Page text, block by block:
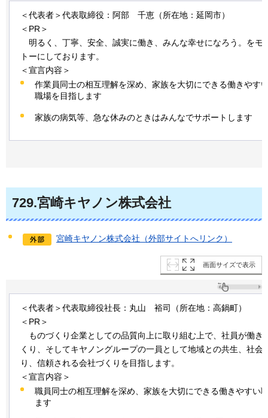
＜代表者＞代表取締役：阿部 千恵（所在地：延岡市）
＜PR＞
明るく 、丁寧、安全、誠実に働き、みんな幸せになろう。をモ
トーにしております。
＜宣言内容＞
作業員同士の相互理解を深め、家族を大切にできる働きやす
職場を目指します
家族の病気等、急な休みのときはみんなでサポートします
729.宮崎キヤノン株式会社
宮崎キヤノン株式会社（外部サイトへリンク）
画面サイズで表示
＜代表者＞代表取締役社長：丸山 裕司
（所在地：高鍋町）
＜PR＞
ものづくり企業としての品質向上に取り組む上で、社員が働き
くり、そしてキヤノングループの一員として地域との共生、社会
り、信頼される会社づくりを目指します。
＜宣言内容＞
職員同士の相互理解を深め、家族を大切にできる働きやすい
ます